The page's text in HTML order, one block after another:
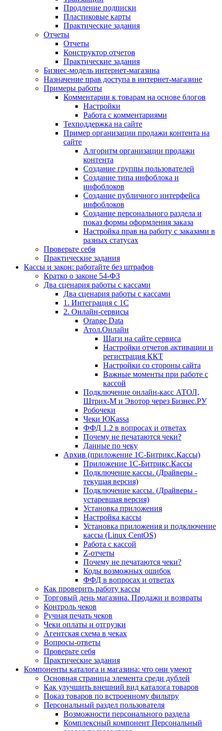
Продление подписки
Пластиковые карты
Практические задания
Отчеты
Отчеты
Конструктор отчетов
Практические задания
Бизнес-модель интернет-магазина
Назначение прав доступа в интернет-магазине
Примеры работы
Комментарии к товарам на основе блогов
Настройки
Работа с комментариями
Техподдержка на сайте
Пример организации продажи контента на
сайте
Алгоритм организации продажи
контента
Создание группы пользователей
Создание типа инфоблока и
инфоблоков
Создание публичного интерфейса
инфоблоков
Создание персонального раздела и
показ формы оформления заказа
Настройка прав на работу с заказами в
разных статусах
Проверьте себя
Практические задания
Кассы и закон: работайте без штрафов
Кратко о законе 54-ФЗ
Два сценария работы с кассами
Два сценария работы с кассами
1. Интеграция с 1С
2. Онлайн-сервисы
Orange Data
Атол.Онлайн
Шаги на сайте сервиса
Настройки отчетов активации и
регистрация ККТ
Настройки со стороны сайта
Важные моменты при работе с
кассой
Подключение онлайн-касс АТОЛ,
Штрих-М и Эвотор через Бизнес.РУ
Робочеки
Чеки ЮKassa
ФФД 1.2 в вопросах и ответах
Почему не печатаются чеки?
Данные по чеку
Архив (приложение 1С-Битрикс.Кассы)
Приложение 1С-Битрикс.Кассы
Подключение кассы. (Драйверы -
текущая версия)
Подключение кассы. (Драйверы -
устаревшая версия)
Установка приложения
Настройка кассы
Установка приложения и подключение
кассы (Linux CentOS)
Работа с кассой
Z-отчеты
Почему не печатаются чеки?
Коды возможных ошибок
ФФД в вопросах и ответах
Как проверить работу кассы
Торговый день магазина. Продажи и возвраты
Контроль чеков
Ручная печать чеков
Чеки оплаты и отгрузки
Агентская схема в чеках
Вопросы-ответы
Проверьте себя
Практические задания
Компоненты каталога и магазина: что они умеют
Основная страница элемента среди дублей
Как улучшить внешний вид каталога товаров
Показ товаров по встроенному фильтру
Персональный раздел пользователя
Возможности персонального раздела
Комплексный компонент Персональный